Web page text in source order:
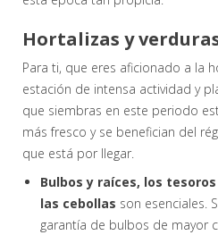
Hortalizas y
Para ti, que eres aficionado a la
estación de intensa actividad y
que siembras en este periodo
más fresco y se benefician del
que está por llegar.
Bulbos y raíces, los
las cebollas son esenciales.
garantía de bulbos de mayor